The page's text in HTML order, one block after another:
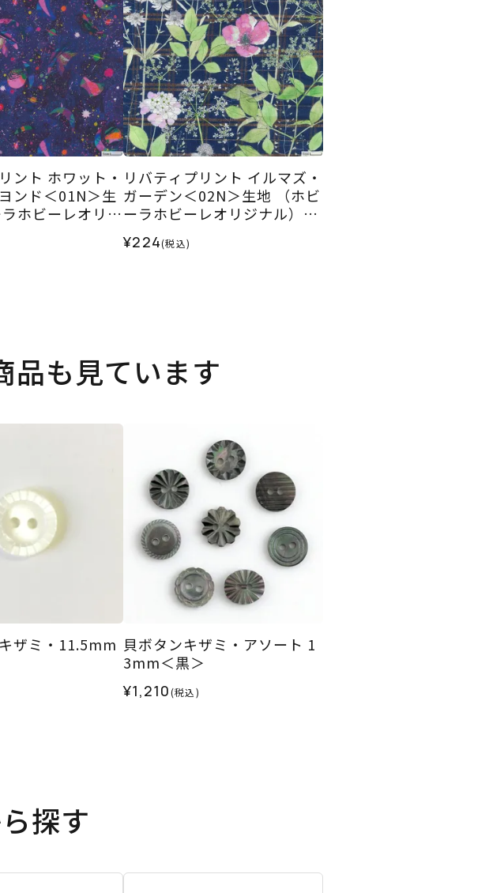
ント ホワット・
ンド＜01N＞生
ホビーレオリジ
リバティプリント イルマズ・
ガーデン＜02N＞生地 （ホビ
ーラホビーレオリジナル）20
¥224(税込)
品も見ています
ザミ・11.5mm 貝ボタンキザミ・アソート 1
3mm＜黒＞
¥1,210(税込)
探す